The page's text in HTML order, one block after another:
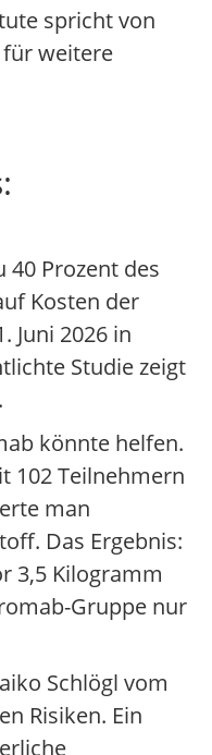
spricht von
weitere
40 Prozent des
Kosten der
Juni 2026 in
Studie zeigt
könnte helfen.
102 Teilnehmern
man
Das Ergebnis:
3,5 Kilogramm
Gruppe nur
Schlögl vom
Risiken. Ein